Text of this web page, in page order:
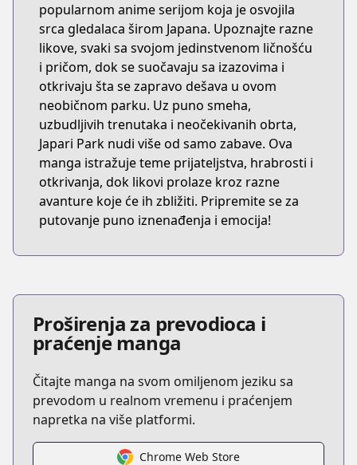
popularnom anime serijom koja je osvojila
srca gledalaca širom Japana. Upoznajte razne
likove, svaki sa svojom jedinstvenom ličnošću
i pričom, dok se suočavaju sa izazovima i
otkrivaju šta se zapravo dešava u ovom
neobičnom parku. Uz puno smeha,
uzbudljivih trenutaka i neočekivanih obrta,
Japari Park nudi više od samo zabave. Ova
manga istražuje teme prijateljstva, hrabrosti i
otkrivanja, dok likovi prolaze kroz razne
avanture koje će ih zbližiti. Pripremite se za
putovanje puno iznenađenja i emocija!
Proširenja za prevodioca i
praćenje manga
Čitajte manga na svom omiljenom jeziku sa
prevodom u realnom vremenu i praćenjem
napretka na više platformi.
Chrome Web Store